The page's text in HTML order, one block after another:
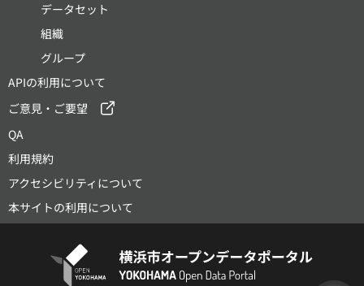
データセット
組織
グループ
APIの利用について
ご意見・ご要望
QA
利用規約
アクセシビリティについて
本サイトの利用について